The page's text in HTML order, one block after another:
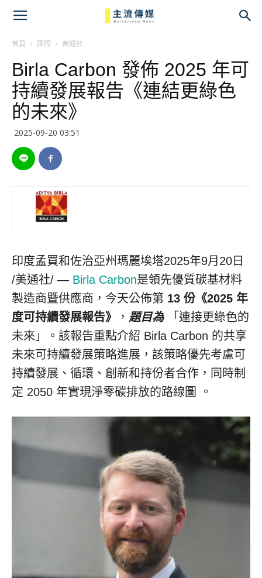
首頁 國際 美通社
Birla Carbon 發佈 2025 年可
持續發展報告《連結更綠色
的未來》
2025-09-20 03:51
印度孟買和佐治亞州瑪麗埃塔2025年9月20日
/美通社/ — Birla Carbon是領先優質碳基材料
製造商暨供應商，今天公佈第 13 份《2025 年
度可持續發展報告》
， 題目為
「連接更綠色的
未來」。該報告重點介紹 Birla Carbon 的共享
未來可持續發展策略進展，該策略優先考慮可
持續發展、循環、創新和持份者合作，同時制
定 2050 年實現淨零碳排放的路線圖 。